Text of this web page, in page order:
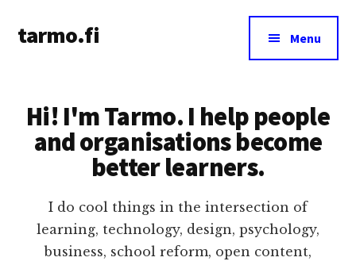
main
primary
menu
tarmo.fi
education,
technology,
psychology,
Menu
Hi! I'm Tarmo. I help people
and organisations become
better learners.
I do cool things in the intersection of
learning, technology, design, psychology,
business, school reform, open content,